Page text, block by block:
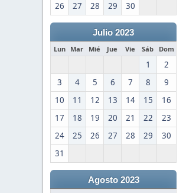
26
27 28 29 30
Julio 2023
Lun Mar Mié Jue Vie Sáb Dom
1
2
3
4 5 6 7 8
9
10
11 12 13 14 15
16
17
18 19 20 21 22
23
24
25 26 27 28 29
30
31
Agosto 2023